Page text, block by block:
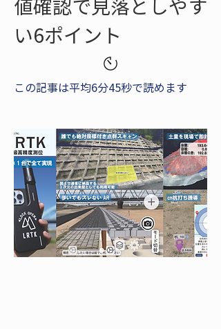
値確認で見落としやす
い6ポイント
この記事は平均6分45秒で読めます